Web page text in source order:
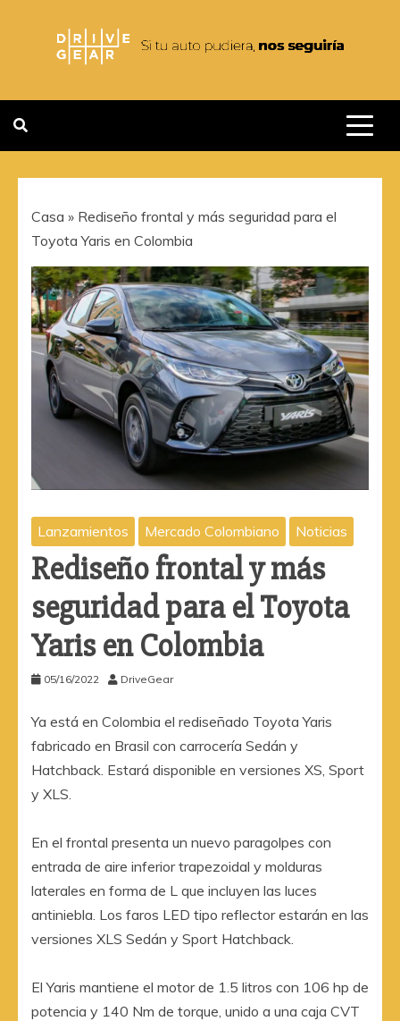
contenido
DRIVEGEAR
Casa » Rediseño frontal y más seguridad para el
Toyota Yaris en Colombia
Lanzamientos Mercado Colombiano Noticias
Rediseño frontal y más
seguridad para el Toyota
Yaris en Colombia
05/16/2022 DriveGear
Ya está en Colombia el rediseñado Toyota Yaris
fabricado en Brasil con carrocería Sedán y
Hatchback. Estará disponible en versiones XS, Sport
y XLS.
En el frontal presenta un nuevo paragolpes con
entrada de aire inferior trapezoidal y molduras
laterales en forma de L que incluyen las luces
antiniebla. Los faros LED tipo reflector estarán en las
versiones XLS Sedán y Sport Hatchback.
El Yaris mantiene el motor de 1.5 litros con 106 hp de
potencia y 140 Nm de torque, unido a una caja CVT